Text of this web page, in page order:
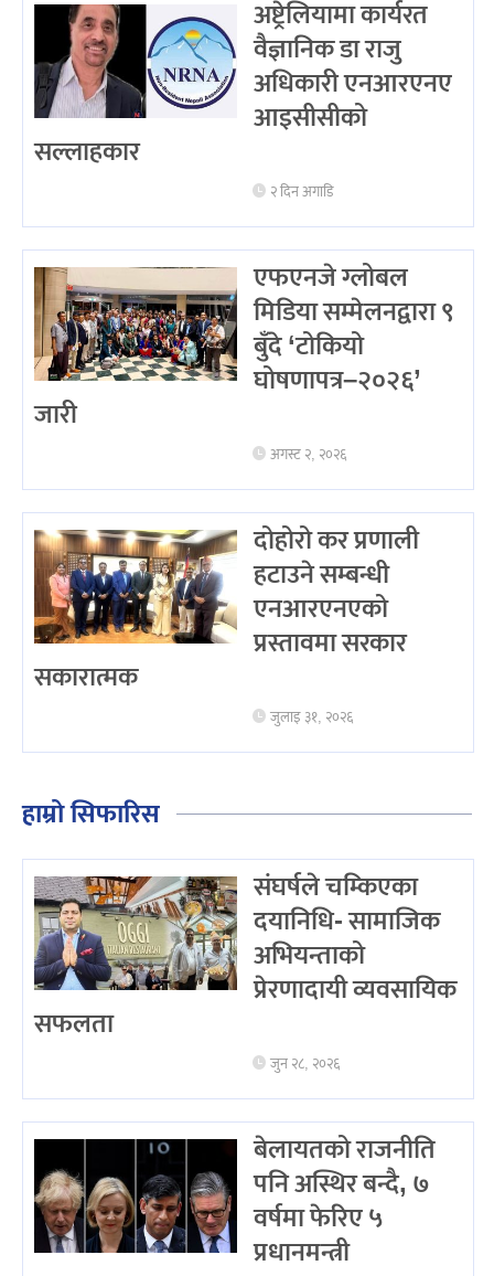
अष्ट्रेलियामा कार्यरत
वैज्ञानिक डा राजु
अधिकारी एनआरएनए
आइसीसीको
सल्लाहकार
२ दिन अगाडि
एफएनजे ग्लोबल
मिडिया सम्मेलनद्वारा ९
बुँदे ‘टोकियो
घोषणापत्र–२०२६’
जारी
अगस्ट २, २०२६
दोहोरो कर प्रणाली
हटाउने सम्बन्धी
एनआरएनएको
प्रस्तावमा सरकार
सकारात्मक
जुलाइ ३१, २०२६
हाम्रो सिफारिस
संघर्षले चम्किएका
दयानिधि- सामाजिक
अभियन्ताको
प्रेरणादायी व्यवसायिक
सफलता
जुन २८, २०२६
बेलायतको राजनीति
पनि अस्थिर बन्दै, ७
वर्षमा फेरिए ५
प्रधानमन्त्री